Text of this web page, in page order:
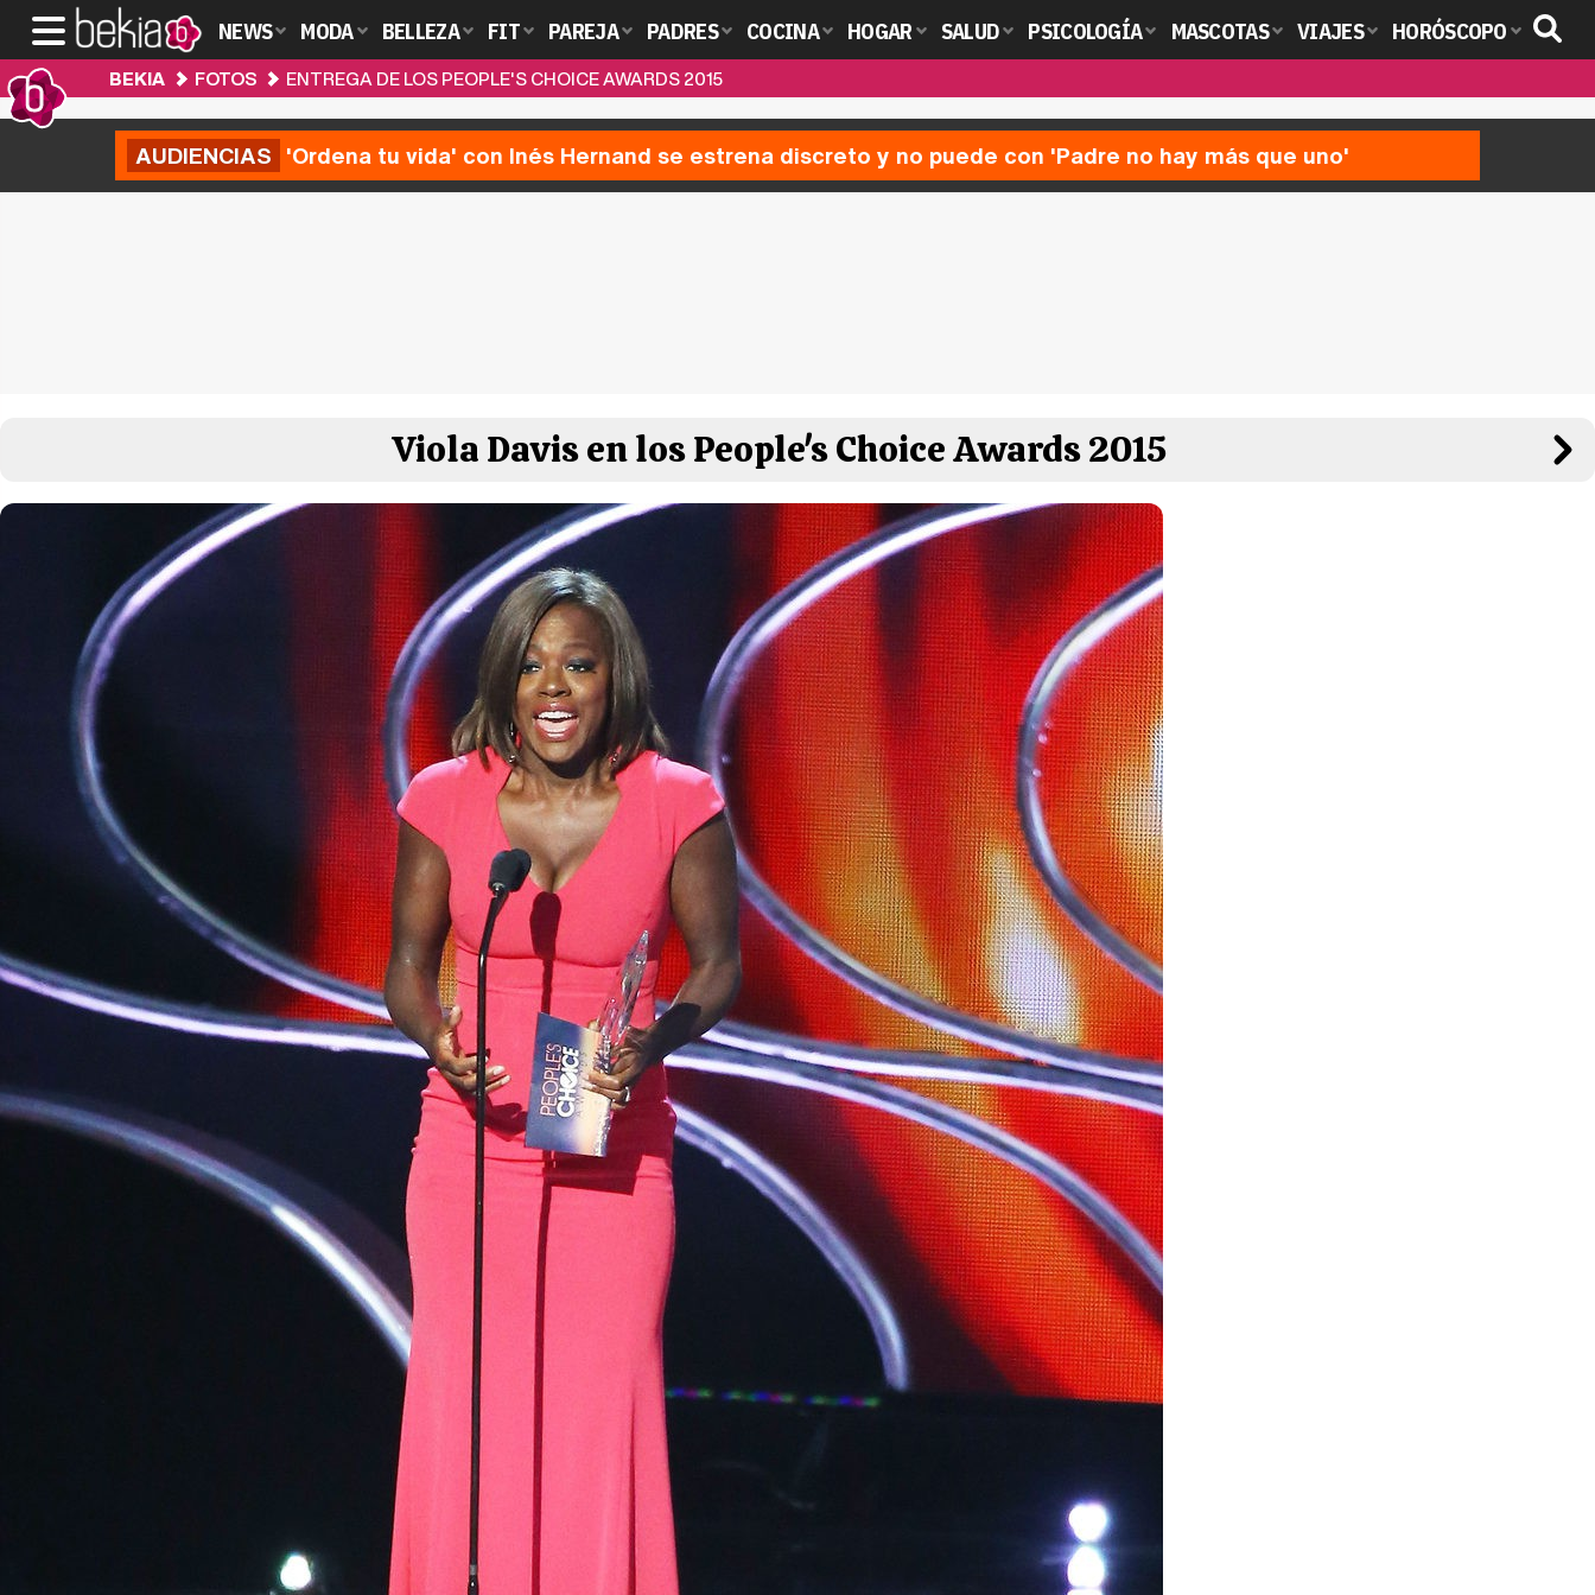
NEWS MODA BELLEZA FIT PAREJA PADRES COCINA HOGAR SALUD PSICOLOGÍA MASCOTAS VIAJES HORÓSCOPO
BEKIA FOTOS ENTREGA DE LOS PEOPLE'S CHOICE AWARDS 2015
AUDIENCIAS 'Ordena tu vida' con Inés Hernand se estrena discreto y no puede con 'Padre no hay más que uno'
Viola Davis en los People's Choice Awards 2015